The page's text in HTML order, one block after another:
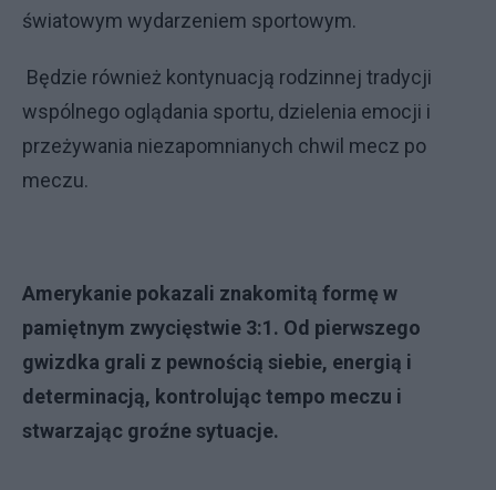
światowym wydarzeniem sportowym.
Będzie również kontynuacją rodzinnej tradycji
wspólnego oglądania sportu, dzielenia emocji i
przeżywania niezapomnianych chwil mecz po
meczu.
Amerykanie pokazali znakomitą formę w
pamiętnym zwycięstwie 3:1. Od pierwszego
gwizdka grali z pewnością siebie, energią i
determinacją, kontrolując tempo meczu i
stwarzając groźne sytuacje.